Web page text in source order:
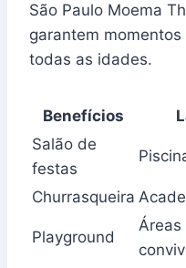
São Paulo Moema
garantem
todas as idades.
Benefícios
Salão de
festas
Churrasqueira
Playground
Áreas